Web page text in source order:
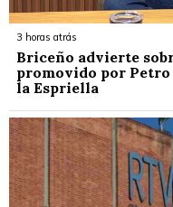
3 horas atrás
Briceño advierte
promovido por Petro
la Espriella